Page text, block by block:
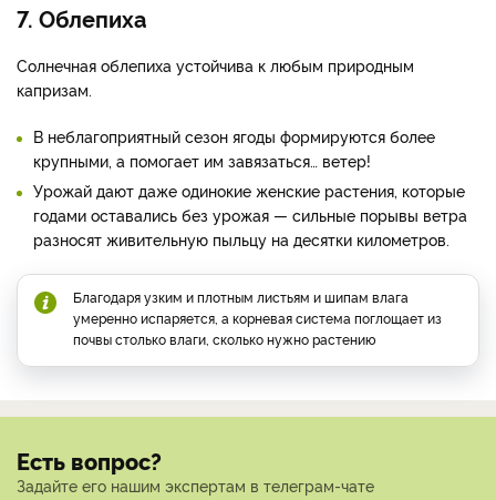
7. Облепиха
Солнечная облепиха устойчива к любым природным
капризам.
В неблагоприятный сезон ягоды формируются более
крупными, а помогает им завязаться… ветер!
Урожай дают даже одинокие женские растения, которые
годами оставались без урожая — сильные порывы ветра
разносят живительную пыльцу на десятки километров.
Благодаря узким и плотным листьям и шипам влага
умеренно испаряется, а корневая система поглощает из
почвы столько влаги, сколько нужно растению
Есть вопрос?
Задайте его нашим экспертам в телеграм-чате